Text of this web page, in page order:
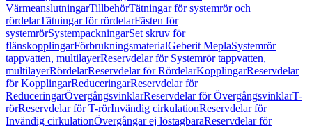
VärmeanslutningarTillbehörTätningar för systemrör och
rördelarTätningar för rördelarFästen för
systemrörSystempackningarSet skruv för
flänskopplingarFörbrukningsmaterialGeberit MeplaSystemrör
tappvatten, multilayerReservdelar för Systemrör tappvatten,
multilayerRördelarReservdelar för RördelarKopplingarReservdelar
för KopplingarReduceringarReservdelar för
ReduceringarÖvergångsvinklarReservdelar för ÖvergångsvinklarT-
rörReservdelar för T-rörInvändig cirkulationReservdelar för
Invändig cirkulationÖvergångar ej löstagbaraReservdelar för